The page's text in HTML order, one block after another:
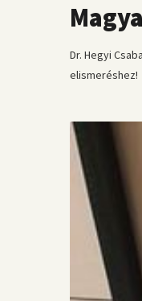
Dr. Hegyi
elismeréshez!